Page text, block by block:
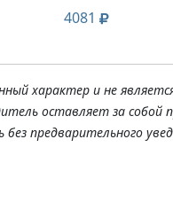
4081
характер и не
оставляет за собой
предварительного